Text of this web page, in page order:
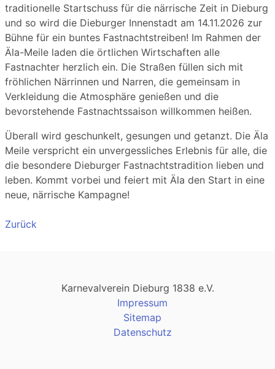
traditionelle Startschuss für die närrische Zeit in Dieburg
und so wird die Dieburger Innenstadt am 14.11.2026 zur
Bühne für ein buntes Fastnachtstreiben! Im Rahmen der
Äla-Meile laden die örtlichen Wirtschaften alle
Fastnachter herzlich ein. Die Straßen füllen sich mit
fröhlichen Närrinnen und Narren, die gemeinsam in
Verkleidung die Atmosphäre genießen und die
bevorstehende Fastnachtssaison willkommen heißen.
Überall wird geschunkelt, gesungen und getanzt. Die Äla
Meile verspricht ein unvergessliches Erlebnis für alle, die
die besondere Dieburger Fastnachtstradition lieben und
leben. Kommt vorbei und feiert mit Äla den Start in eine
neue, närrische Kampagne!
Zurück
Karnevalverein Dieburg 1838 e.V.
Impressum
Sitemap
Datenschutz